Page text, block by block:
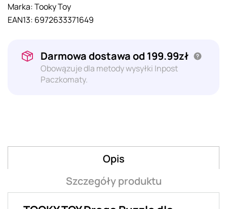
Marka:Tooky Toy
EAN13: 6972633371649
Darmowa dostawa od 199.99zł
Obowązuje dla metody wysyłki Inpost
Paczkomaty.
Opis
Szczegóły produktu